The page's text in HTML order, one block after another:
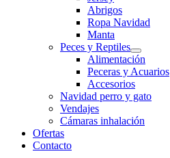
Abrigos
Ropa Navidad
Manta
Peces y Reptiles
Alimentación
Peceras y Acuarios
Accesorios
Navidad perro y gato
Vendajes
Cámaras inhalación
Ofertas
Contacto